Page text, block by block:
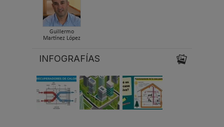
Guillermo
Martínez López
INFOGRAFÍAS